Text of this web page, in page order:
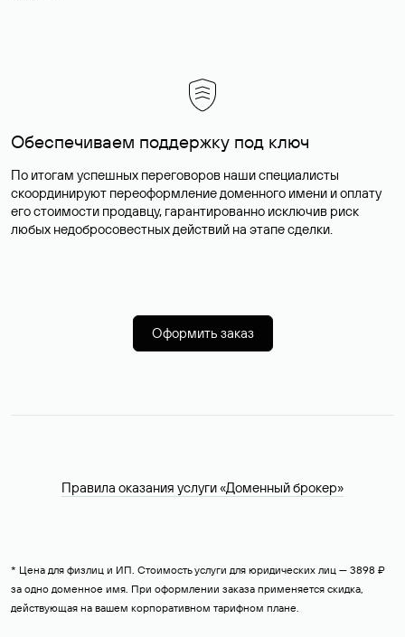
Обеспечиваем поддержку под ключ
По итогам успешных переговоров наши специалисты
скоординируют переоформление доменного имени и оплату
его стоимости продавцу, гарантированно исключив риск
любых недобросовестных действий на этапе сделки.
Оформить заказ
Правила оказания услуги «Доменный брокер»
* Цена для физлиц и ИП. Стоимость услуги для юридических лиц — 3898 ₽
за одно доменное имя. При оформлении заказа применяется скидка,
действующая на вашем корпоративном тарифном плане.